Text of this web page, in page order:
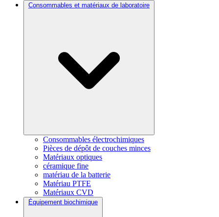
Consommables et matériaux de laboratoire
Consommables électrochimiques
Pièces de dépôt de couches minces
Matériaux optiques
céramique fine
matériau de la batterie
Matériau PTFE
Matériaux CVD
Équipement biochimique